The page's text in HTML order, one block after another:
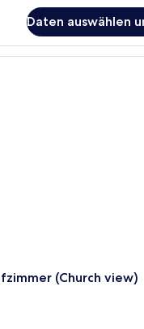
Daten auswählen
(Church view)